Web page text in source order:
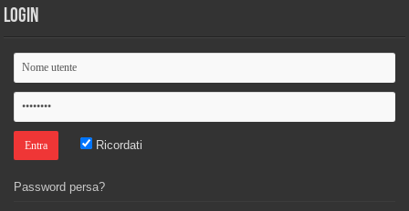
Login
Ricordati
Password persa?